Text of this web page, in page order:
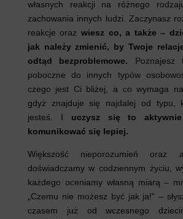
własnych reakcji na różnego
zachowania innych ludzi. Zaczynasz
reakcje oraz wiesz co, a także –
jak należy zmienić, by Twoje
odtąd bezproblemowe. Poznajesz
poboczne do innych typów
czego jest Ci bliżej, a co wymaga
gdyż znajduje się najdalej od typu,
jesteś. I uczysz się to
komunikować się lepiej.
Większość nieporozumień oraz
doświadczamy w codziennym życiu,
każdego oceniamy własną miarą –
„Czemu nie możesz być jak ja!” –
czasem już od wczesnego